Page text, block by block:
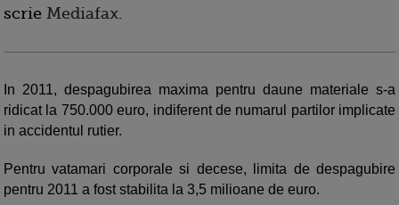
scrie Mediafax.
In 2011, despagubirea maxima pentru daune materiale s-a
ridicat la 750.000 euro, indiferent de numarul partilor implicate
in accidentul rutier.
Pentru vatamari corporale si decese, limita de despagubire
pentru 2011 a fost stabilita la 3,5 milioane de euro.